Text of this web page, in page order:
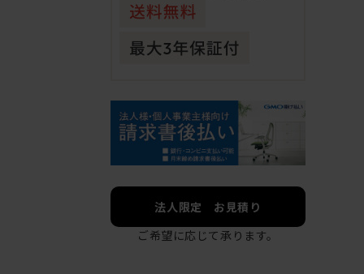
法人限定 お見積り
ご希望に応じて承ります。